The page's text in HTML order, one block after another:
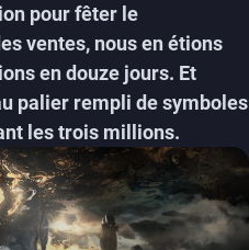
pour fêter le
ventes, nous en étions
en douze jours. Et
palier rempli de symboles
les trois millions.